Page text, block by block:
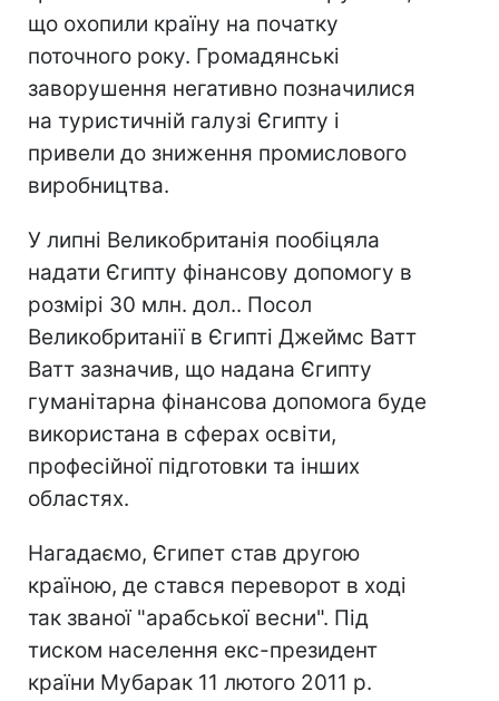
що охопили країну на початку
поточного року. Громадянські
заворушення негативно позначилися
на туристичній галузі Єгипту і
привели до зниження промислового
виробництва.
У липні Великобританія пообіцяла
надати Єгипту фінансову допомогу в
розмірі 30 млн. дол.. Посол
Великобританії в Єгипті Джеймс Ватт
Ватт зазначив, що надана Єгипту
гуманітарна фінансова допомога буде
використана в сферах освіти,
професійної підготовки та інших
областях.
Нагадаємо, Єгипет став другою
країною, де стався переворот в ході
так званої "арабської весни". Під
тиском населення екс-президент
країни Мубарак 11 лютого 2011 р.